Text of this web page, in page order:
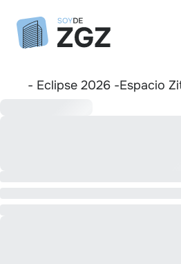
- Eclipse 2026 -Espacio